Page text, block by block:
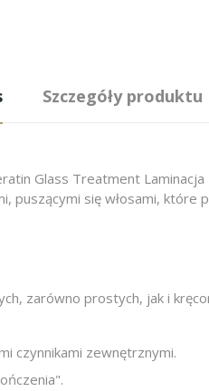
Szczegóły produktu
Glass Treatment
się włosami, które
zarówno prostych, jak i
czynnikami zewnętrznymi.